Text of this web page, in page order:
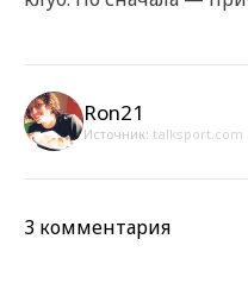
Ron21
Источник: talksport.com
3 комментария